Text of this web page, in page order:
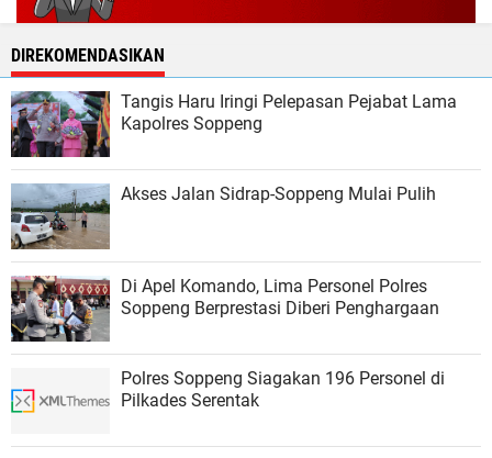
DIREKOMENDASIKAN
Tangis Haru Iringi Pelepasan Pejabat Lama
Kapolres Soppeng
Akses Jalan Sidrap-Soppeng Mulai Pulih
Di Apel Komando, Lima Personel Polres
Soppeng Berprestasi Diberi Penghargaan
Polres Soppeng Siagakan 196 Personel di
Pilkades Serentak